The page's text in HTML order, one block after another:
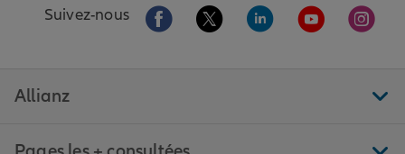
Suivez-nous Aller sur la page Facebook de Allianz
Aller sur la page Twitter de
Aller sur la page
Aller sur la
Aller
Allianz